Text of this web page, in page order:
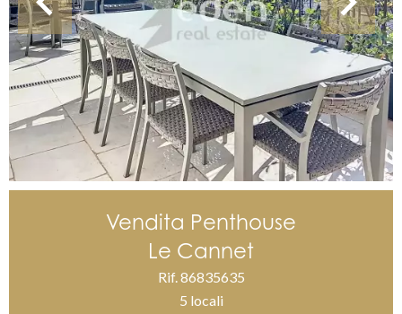
Vendita Penthouse
Le Cannet
Rif. 86835635
5 locali